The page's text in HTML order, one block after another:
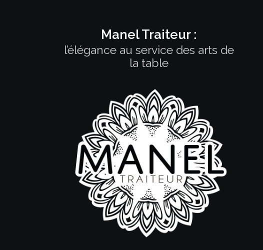
Manel Traiteur :
l’élégance au service des arts de
la table